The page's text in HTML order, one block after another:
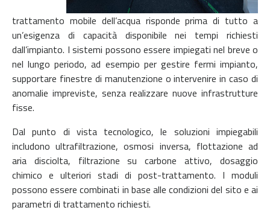
trattamento mobile dell’acqua risponde prima di tutto a
un’esigenza di capacità disponibile nei tempi richiesti
dall’impianto. I sistemi possono essere impiegati nel breve o
nel lungo periodo, ad esempio per gestire fermi impianto,
supportare finestre di manutenzione o intervenire in caso di
anomalie impreviste, senza realizzare nuove infrastrutture
fisse.
Dal punto di vista tecnologico, le soluzioni impiegabili
includono ultrafiltrazione, osmosi inversa, flottazione ad
aria disciolta, filtrazione su carbone attivo, dosaggio
chimico e ulteriori stadi di post-trattamento. I moduli
possono essere combinati in base alle condizioni del sito e ai
parametri di trattamento richiesti.